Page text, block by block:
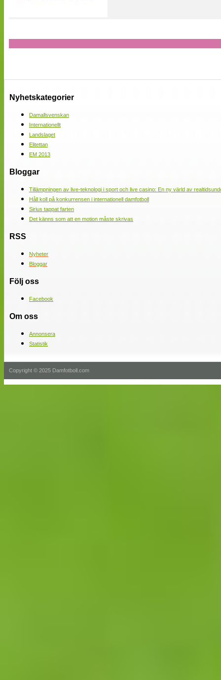
Nyhetskategorier
Damallsvenskan
Internationellt
Landslaget
Elitettan
EM 2013
Bloggar
Tillämpningen av live-teknologi i sport och live casino: En ny värld av
Håll koll på konkurrensen i internationell damfotboll
Sirius tappat farten
Det känns som att en motion måste skrivas
RSS
Nyheter
Bloggar
Följ oss
Facebook
Om oss
Annonsera
Statistik
Copyright © 2025 Damfotboll.com